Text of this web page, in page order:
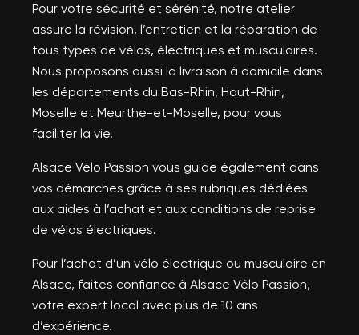
Pour votre sécurité et sérénité, notre atelier
assure la révision, l’entretien et la réparation de
tous types de vélos, électriques et musculaires.
Nous proposons aussi la livraison à domicile dans
les départements du Bas-Rhin, Haut-Rhin,
Moselle et Meurthe-et-Moselle, pour vous
faciliter la vie.
Alsace Vélo Passion vous guide également dans
vos démarches grâce à ses rubriques dédiées
aux aides à l’achat et aux conditions de reprise
de vélos électriques.
Pour l’achat d’un vélo électrique ou musculaire en
Alsace, faites confiance à Alsace Vélo Passion,
votre expert local avec plus de 10 ans
d’expérience.